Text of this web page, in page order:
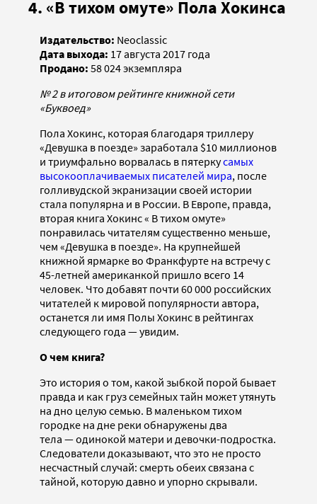
4. «В тихом омуте» Пола Хокинса
Издательство: Neoclassic
Дата выхода: 17 августа 2017 года
Продано: 58 024экземпляра
№ 2 в итоговом рейтинге книжной сети
«Буквоед»
Пола Хокинс, которая благодаря триллеру
«Девушка в поезде» заработала $10 миллионов
и триумфально ворвалась в пятеркусамых
высокооплачиваемых писателей мира, после
голливудской экранизации своей истории
стала популярна и в России. В Европе, правда,
вторая книга Хокинс « В тихом омуте»
понравилась читателям существенно меньше,
чем «Девушка в поезде». На крупнейшей
книжной ярмарке во Франкфурте на встречу с
45-летней американкой пришло всего 14
человек. Что добавят почти 60 000 российских
читателей к мировой популярности автора,
останется ли имя Полы Хокинс в рейтингах
следующего года — увидим.
О чем книга?
Это история о том, какой зыбкой порой бывает
правда и как груз семейных тайн может утянуть
на дно целую семью. В маленьком тихом
городке на дне реки обнаружены два
тела — одинокой матери и девочки-подростка.
Следователи доказывают, что это не просто
несчастный случай: смерть обеих связана с
тайной, которую давно и упорно скрывали.